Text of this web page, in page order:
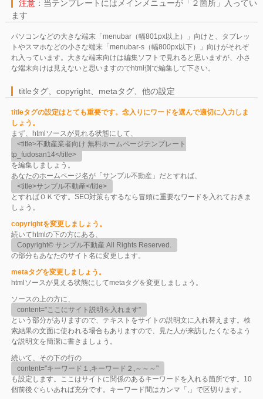
注意：当テンプレートにはメインメニューが「２箇所」入ってい
ます
パソコンなどの大きな端末「menubar（幅801px以上）」向けと、タブレッ
トやスマホなどの小さな端末「menubar-s（幅800px以下）」向けがそれぞ
れ入っています。大きな端末向けは編集ソフトで見れると思いますが、小さ
な端末向けは見えないと思いますのでhtml側で編集して下さい。
titleタグ、copyright、metaタグ、他の設定
titleタグの設定はとても重要です。念入りにワードを選んで適切に入力しま
しょう。
まず、htmlソースが見れる状態にして、
<title>不動産業者向け 無料ホームページテンプレート
tp_fudosan14</title>
を編集しましょう。
あなたのホームページ名が「サンプル不動産」だとすれば、
<title>サンプル不動産</title>
とすればＯＫです。SEO対策もするなら冒頭に重要なワードを入れておきま
しょう。
copyrightを変更しましょう。
続いてhtmlの下の方にある、
Copyright© サンプル不動産 All Rights Reserved.
の部分もあなたのサイト名に変更します。
metaタグを変更しましょう。
htmlソースが見える状態にしてmetaタグを変更しましょう。
ソースの上の方に、
content="ここにサイト説明を入れます"
という部分がありますので、テキストをサイトの説明文に入れ替えます。検
索結果の文面に使われる場合もありますので、見た人が来訪したくなるよう
な説明文を簡潔に書きましょう。
続いて、その下の行の
content="キーワード１,キーワード２,～～～"
も設定します。ここはサイトに関係のあるキーワードを入れる箇所です。10
個前後ぐらいあれば充分です。キーワード間はカンマ「,」で区切ります。